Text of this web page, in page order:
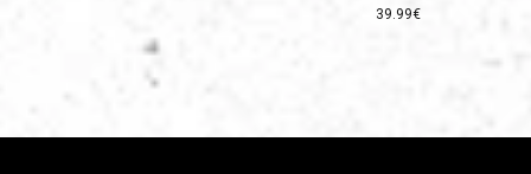
Prix
39.99€